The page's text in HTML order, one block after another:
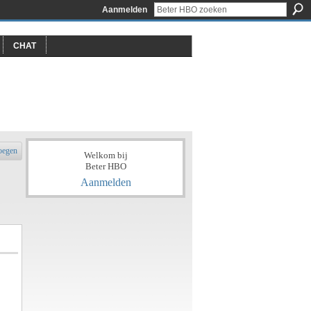
Aanmelden
CHAT
Welkom bij
Beter HBO
Aanmelden